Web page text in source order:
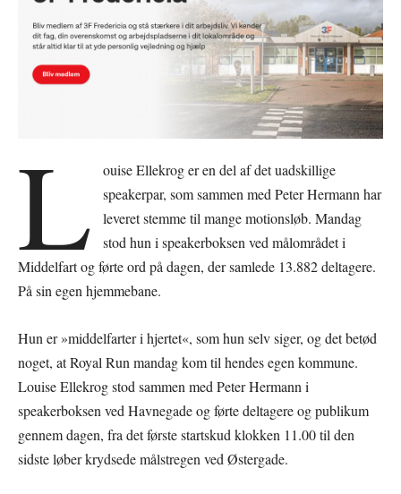
L
ouise Ellekrog er en del af det uadskillige
speakerpar, som sammen med Peter Hermann har
leveret stemme til mange motionsløb. Mandag
stod hun i speakerboksen ved målområdet i
Middelfart og førte ord på dagen, der samlede 13.882 deltagere.
På sin egen hjemmebane.
Hun er »middelfarter i hjertet«, som hun selv siger, og det betød
noget, at Royal Run mandag kom til hendes egen kommune.
Louise Ellekrog stod sammen med Peter Hermann i
speakerboksen ved Havnegade og førte deltagere og publikum
gennem dagen, fra det første startskud klokken 11.00 til den
sidste løber krydsede målstregen ved Østergade.